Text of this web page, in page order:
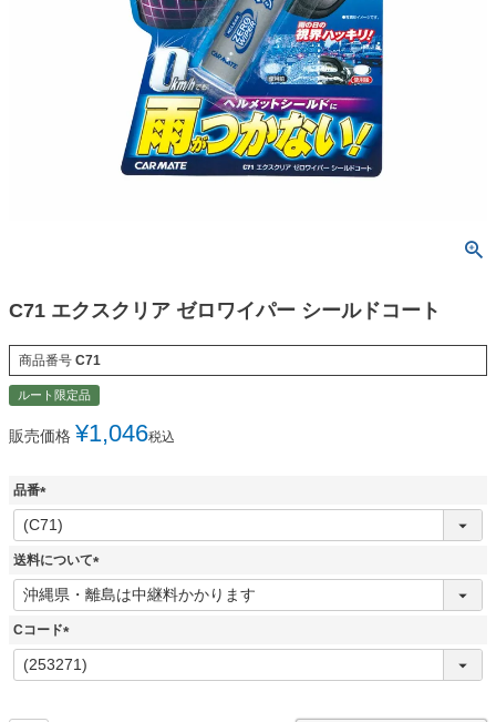
C71 エクスクリア ゼロワイパー シールドコート
商品番号 C71
ルート限定品
販売価格 ¥1,046税込
品番
(
必
須
送料について
(
必
Cコード
(
必